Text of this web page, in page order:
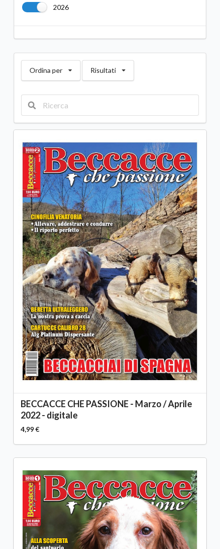
2026
Ordina per Risultati
BECCACCE CHE PASSIONE - Marzo / Aprile
2022 - digitale
4,99 €